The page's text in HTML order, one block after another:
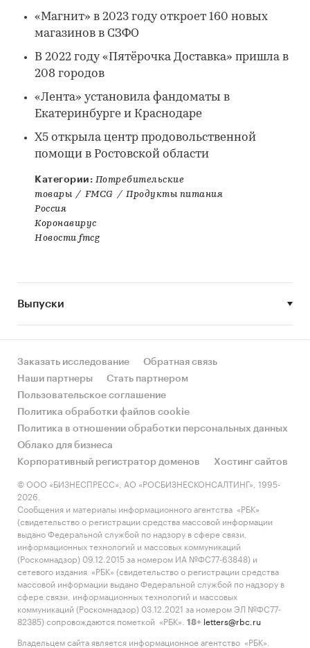
«Магнит» в 2023 году откроет 160 новых
магазинов в СЗФО
В 2022 году «Пятёрочка Доставка» пришла в
208 городов
«Лента» установила фандоматы в
Екатеринбурге и Краснодаре
X5 открыла центр продовольственной
помощи в Ростовской области
Категории: Потребительские
товары / FMCG / Продукты питания
Россия
Коронавирус
Новости fmcg
Выпуски
Заказать исследование
Обратная связь
Наши партнеры
Стать партнером
Пользовательское соглашение
Политика обработки файлов cookie
Политика в отношении обработки персональных данных
Облако для бизнеса
Корпоративный регистратор доменов
Хостинг сайтов
© ООО «БИЗНЕСПРЕСС», АО «РОСБИЗНЕСКОНСАЛТИНГ», 1995-
2026.
Сообщения и материалы информационного агентства «РБК»
(свидетельство о регистрации средства массовой информации
выдано Федеральной службой по надзору в сфере связи,
информационных технологий и массовых коммуникаций
(Роскомнадзор) 09.12.2015 за номером ИА №ФС77-63848) и
сетевого издания «РБК» (свидетельство о регистрации средства
массовой информации выдано Федеральной службой по надзору в
сфере связи, информационных технологий и массовых
коммуникаций (Роскомнадзор) 03.12.2021 за номером ЭЛ №ФС77-
82385) сопровождаются пометкой «РБК».
18+ letters@rbc.ru
Владельцем сайта является информационное агентство «РБК».